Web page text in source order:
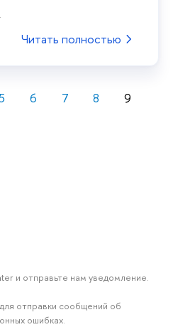
Читать полностью
6 7 8 9
и отправьте нам уведомление.
отправки сообщений об
ошибках.